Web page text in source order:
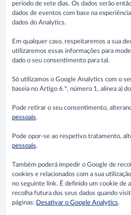
período de sete dias. Os dados serão
dados de eventos com base na
dados do Analytics.
Em qualquer caso, respeitaremos a sua
utilizaremos essas informações para
dado o seu consentimento para tal.
Só utilizamos o Google Analytics com o
baseia no Artigo 6.º, número 1, alínea a)
Pode retirar o seu consentimento,
pessoais.
Pode opor-se ao respetivo tratamento,
pessoais.
Também poderá impedir o Google de
cookies e relacionados com a sua
no seguinte link. É definido um cookie de
recolha futura dos seus dados quando
páginas: Desativar o Google Analytics.